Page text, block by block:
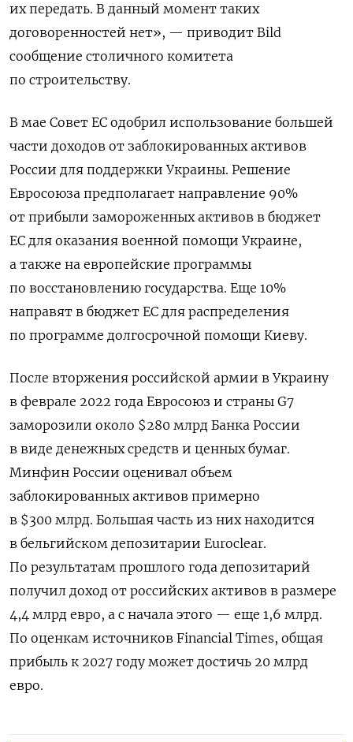
их передать. В данный момент таких
договоренностей нет», — приводит Bild
сообщение столичного комитета
по строительству.
В мае Совет ЕС одобрил использование большей
части доходов от заблокированных активов
России для поддержки Украины. Решение
Евросоюза предполагает направление 90%
от прибыли замороженных активов в бюджет
ЕС для оказания военной помощи Украине,
а также на европейские программы
по восстановлению государства. Еще 10%
направят в бюджет ЕС для распределения
по программе долгосрочной помощи Киеву.
После вторжения российской армии в Украину
в феврале 2022 года Евросоюз и страны G7
заморозили около $280 млрд Банка России
в виде денежных средств и ценных бумаг.
Минфин России оценивал объем
заблокированных активов примерно
в $300 млрд. Большая часть из них находится
в бельгийском депозитарии Euroclear.
По результатам прошлого года депозитарий
получил доход от российских активов в размере
4,4 млрд евро, а с начала этого — еще 1,6 млрд.
По оценкам источников Financial Times, общая
прибыль к 2027 году может достичь 20 млрд
евро.